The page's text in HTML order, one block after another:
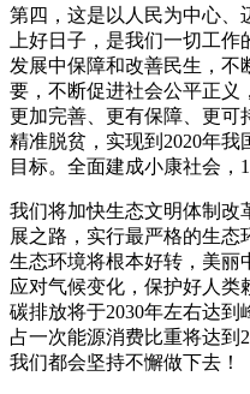
第四，这是以人民为中心、
上好日子，是我们一切工
发展中保障和改善民生，不
要，不断促进社会公平正义
更加完善、更有保障、更可
精准脱贫，实现到2020年
目标。全面建成小康社会，
我们将加快生态文明体制改
展之路，实行最严格的生态
生态环境将根本好转，美丽
应对气候变化，保护好人类
碳排放将于2030年左右达
占一次能源消费比重将达到
我们都会坚持不懈做下去！